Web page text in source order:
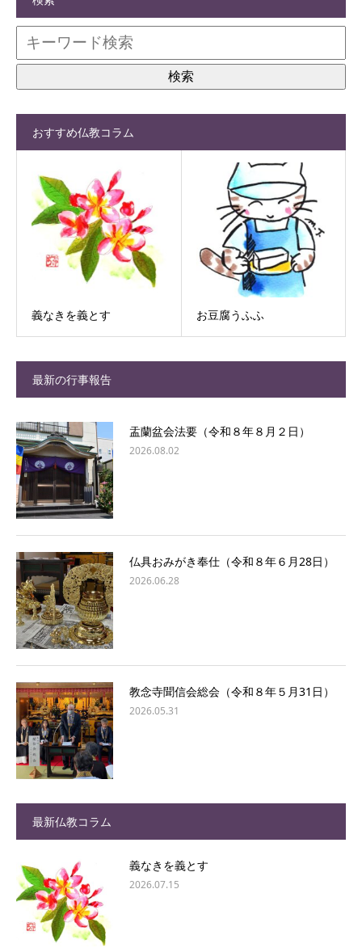
おすすめ仏教コラム
義なきを義とす お豆腐うふふ
最新の行事報告
盂蘭盆会法要（令和８年８月２日）
2026.08.02
仏具おみがき奉仕（令和８年６月28日）
2026.06.28
教念寺聞信会総会（令和８年５月31日）
2026.05.31
最新仏教コラム
義なきを義とす
2026.07.15